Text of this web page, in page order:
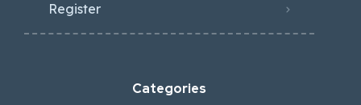
Register
Categories